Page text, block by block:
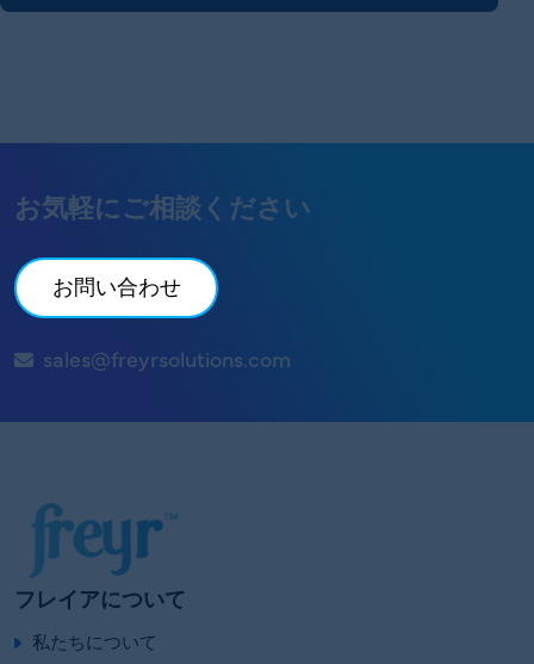
お気軽にご相談ください
お問い合わせ
sales@freyrsolutions.com
フレイアについて
私たちについて